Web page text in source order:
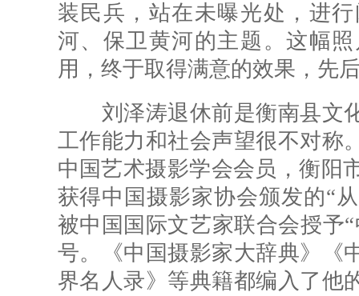
装民兵，站在未曝光处，进
河、保卫黄河的主题。这幅
用，终于取得满意的效果，先
刘泽涛退休前是衡南县文
工作能力和社会声望很不对称
中国艺术摄影学会会员，衡阳
获得中国摄影家协会颁发的“
被中国国际文艺家联合会授予
号。《中国摄影家大辞典》《
界名人录》等典籍都编入了他